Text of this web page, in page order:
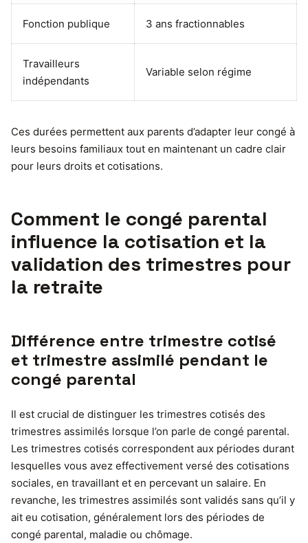
Fonction publique 3 ans fractionnables
Travailleurs
indépendants
Variable selon régime
Ces durées permettent aux parents d’adapter leur congé à
leurs besoins familiaux tout en maintenant un cadre clair
pour leurs droits et cotisations.
Comment le congé parental
influence la cotisation et la
validation des trimestres pour
la retraite
Différence entre trimestre cotisé
et trimestre assimilé pendant le
congé parental
Il est crucial de distinguer les trimestres cotisés des
trimestres assimilés lorsque l’on parle de congé parental.
Les trimestres cotisés correspondent aux périodes durant
lesquelles vous avez effectivement versé des cotisations
sociales, en travaillant et en percevant un salaire. En
revanche, les trimestres assimilés sont validés sans qu’il y
ait eu cotisation, généralement lors des périodes de
congé parental, maladie ou chômage.